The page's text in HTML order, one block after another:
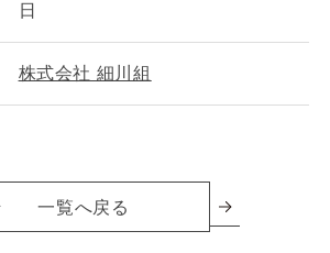
日
株式会社 細川組
一覧へ戻る